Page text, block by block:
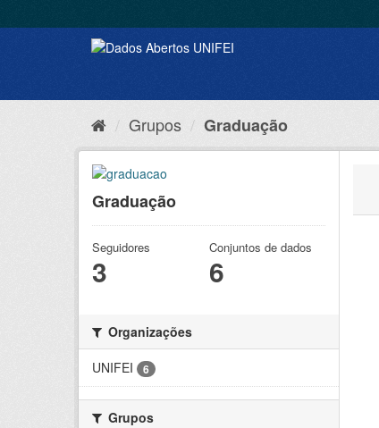
Grupos Graduação
Graduação
Seguidores
3
Conjuntos de dados
6
Organizações
UNIFEI
6
Grupos